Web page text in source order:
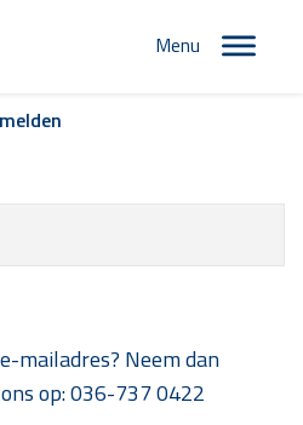
Menu
mailadres? Neem dan
op:036-737 0422